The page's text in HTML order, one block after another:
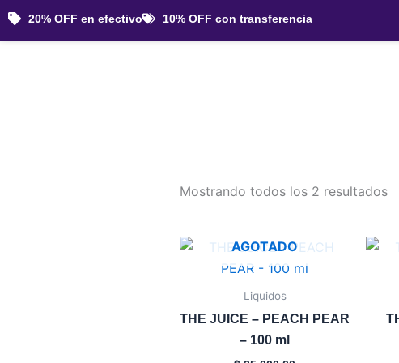
20% OFF en efectivo 10% OFF con transferencia
Mostrando todos los 2 resultados
AGOTADO
Liquidos
THE JUICE – PEACH PEAR
– 100 ml
Este
producto
tiene
múltiples
variantes.